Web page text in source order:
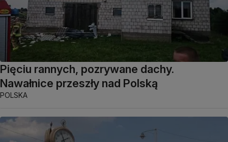
Pięciu rannych, pozrywane dachy.
Nawałnice przeszły nad Polską
POLSKA